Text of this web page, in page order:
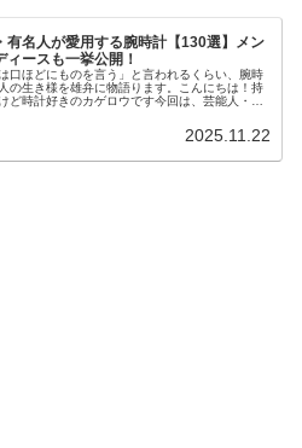
有名人が愛用する腕時計【130選】メン
ィースも一挙公開！
は口ほどにものを言う」と言われるくらい、腕時
の生き様を雄弁に物語ります。こんにちは！持
ど時計好きのカゲロウです今回は、芸能人・有
2025.11.22